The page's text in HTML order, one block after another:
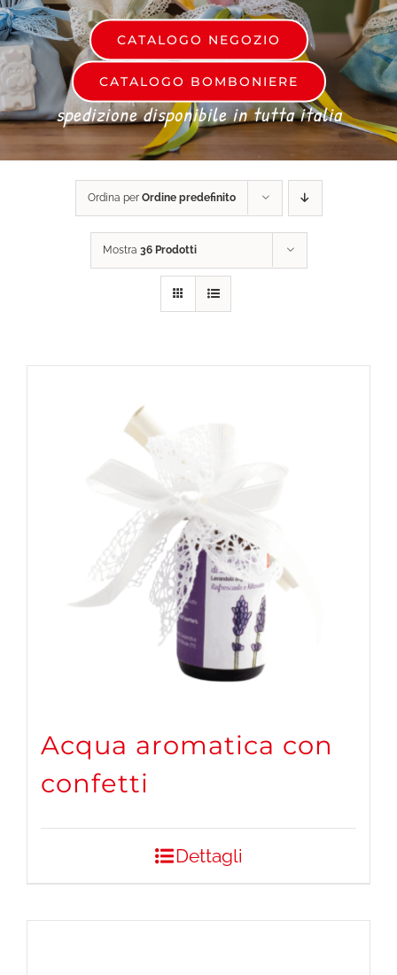
DONA ORA
CARRELLO
CATALOGO NEGOZIO
CATALOGO BOMBONIERE
spedizione disponibile in tutta italia
Ordina per Ordine predefinito
Mostra 36 Prodotti
Acqua aromatica con
confetti
Dettagli